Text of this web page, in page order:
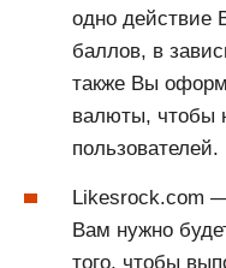
одно действие
баллов, в
также Вы
валюты, чтобы
пользователей.
Likesrock.com
Вам нужно
того, чтобы